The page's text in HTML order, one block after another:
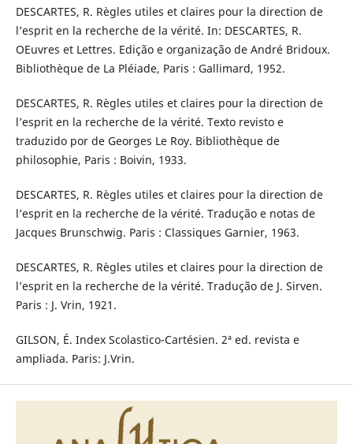
DESCARTES, R. Règles utiles et claires pour la direction de
l’esprit en la recherche de la vérité. In: DESCARTES, R.
OEuvres et Lettres. Edição e organização de André Bridoux.
Bibliothèque de La Pléiade, Paris : Gallimard, 1952.
DESCARTES, R. Règles utiles et claires pour la direction de
l’esprit en la recherche de la vérité. Texto revisto e
traduzido por de Georges Le Roy. Bibliothèque de
philosophie, Paris : Boivin, 1933.
DESCARTES, R. Règles utiles et claires pour la direction de
l’esprit en la recherche de la vérité. Tradução e notas de
Jacques Brunschwig. Paris : Classiques Garnier, 1963.
DESCARTES, R. Règles utiles et claires pour la direction de
l’esprit en la recherche de la vérité. Tradução de J. Sirven.
Paris : J. Vrin, 1921.
GILSON, É. Index Scolastico-Cartésien. 2ª ed. revista e
ampliada. Paris: J.Vrin.